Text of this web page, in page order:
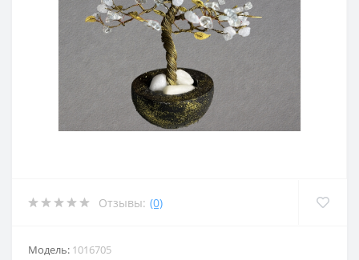
Отзывы: (0)
Модель: 1016705